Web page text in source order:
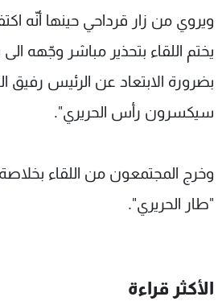
ويروي من زار قرداحي حينها أنّه
يختم اللقاء بتحذير مباشر وجّهه
بضرورة الابتعاد عن الرئيس رفيق
سيكسرون رأس الحريري".
وخرج المجتمعون من اللقاء
"طار الحريري".
الأكثر قراءة